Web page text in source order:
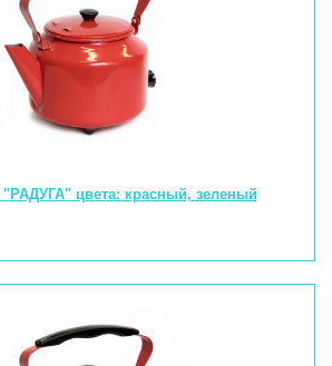
"РАДУГА" цвета: красный, зеленый